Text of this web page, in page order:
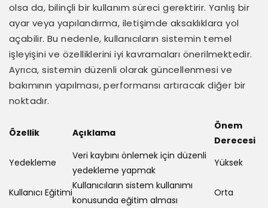
olsa da, bilinçli bir kullanım süreci gerektirir. Yanlış bir
ayar veya yapılandırma, iletişimde aksaklıklara yol
açabilir. Bu nedenle, kullanıcıların sistemin temel
işleyişini ve özelliklerini iyi kavramaları önerilmektedir.
Ayrıca, sistemin düzenli olarak güncellenmesi ve
bakımının yapılması, performansı artıracak diğer bir
noktadır.
Özellik Açıklama
Önem
Derecesi
Yedekleme
Veri kaybını önlemek için düzenli
yedekleme yapmak
Yüksek
Kullanıcı Eğitimi
Kullanıcıların sistem kullanımı
konusunda eğitim alması
Orta